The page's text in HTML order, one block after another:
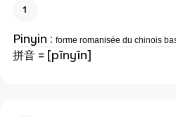
1
Pinyin : forme romanisée du chinois
拼音 = [pīnyīn]